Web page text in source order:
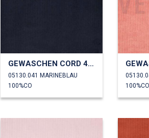
GEWASCHEN CORD 4.5W
05130.041 MARINEBLAU
100%CO
100%CO